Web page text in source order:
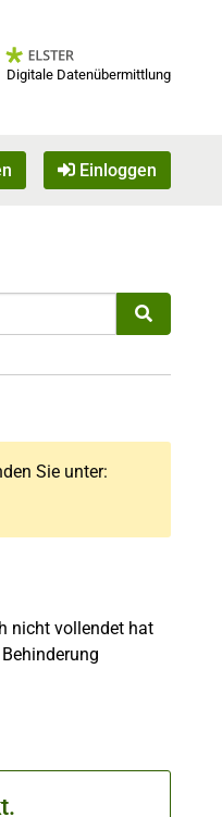
Digitale Datenübermittlung
Einloggen
Sie unter:
nicht vollendet hat